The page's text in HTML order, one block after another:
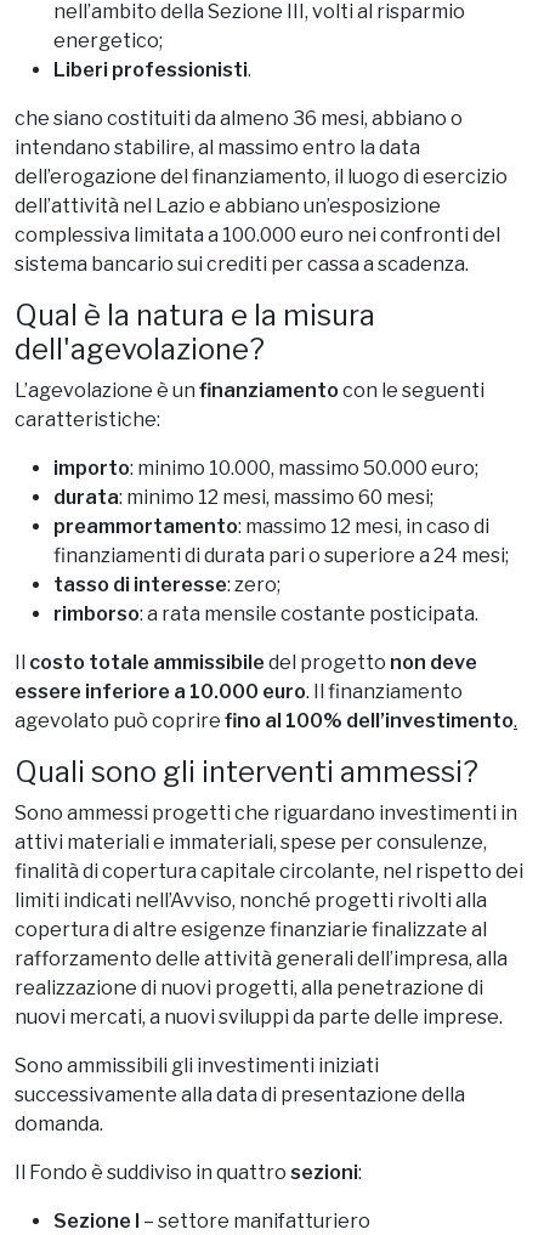
nell’ambito della Sezione III, volti al risparmio
energetico;
Liberi professionisti.
che siano costituiti da almeno 36 mesi, abbiano o
intendano stabilire, al massimo entro la data
dell’erogazione del finanziamento, il luogo di esercizio
dell’attività nel Lazio e abbiano un’esposizione
complessiva limitata a 100.000 euro nei confronti del
sistema bancario sui crediti per cassa a scadenza.
Qual è la natura e la misura
dell'agevolazione?
L’agevolazione è un finanziamento con le seguenti
caratteristiche:
importo: minimo 10.000, massimo 50.000 euro;
durata: minimo 12 mesi, massimo 60 mesi;
preammortamento: massimo 12 mesi, in caso di
finanziamenti di durata pari o superiore a 24 mesi;
tasso di interesse: zero;
rimborso: a rata mensile costante posticipata.
costo totale ammissibile del progetto non deve
essere inferiore a 10.000 euro. Il finanziamento
agevolato può coprire fino al 100% dell’investimento.
Quali sono gli interventi ammessi?
Sono ammessi progetti che riguardano investimenti in
attivi materiali e immateriali, spese per consulenze,
finalità di copertura capitale circolante, nel rispetto dei
limiti indicati nell’Avviso, nonché progetti rivolti alla
copertura di altre esigenze finanziarie finalizzate al
rafforzamento delle attività generali dell’impresa, alla
realizzazione di nuovi progetti, alla penetrazione di
nuovi mercati, a nuovi sviluppi da parte delle imprese.
Sono ammissibili gli investimenti iniziati
successivamente alla data di presentazione della
domanda.
Il Fondo è suddiviso in quattro sezioni:
Sezione I – settore manifatturiero